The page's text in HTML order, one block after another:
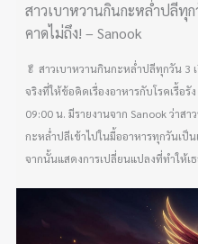
สาวเบาหวานกินกะหล่ำปลีทุ
คาดไม่ถึง! – Sanook
🥬 สาวเบาหวานกินกะหล่ำปลีทุกวัน 3
จริงที่ให้ข้อคิดเรื่องอาหารกับโรคเรื้อ
09:00 น. มีรายงานจาก Sanook ว่าส
กะหล่ำปลีเข้าไปในมื้ออาหารทุกวันเป็
จากนั้นแสดงการเปลี่ยนแปลงที่ทำให้เ